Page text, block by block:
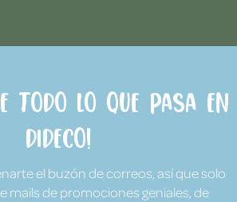
todo lo que pasa en
Dideco!
el buzón de correos, así que solo
mails de promociones geniales, de